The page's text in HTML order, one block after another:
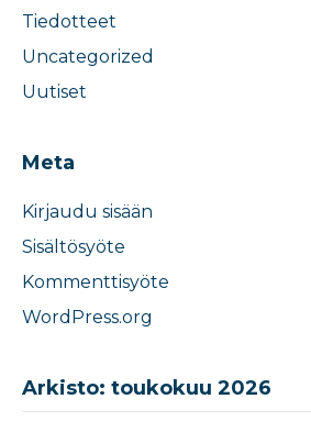
Tiedotteet
Uncategorized
Uutiset
Meta
Kirjaudu sisään
Sisältösyöte
Kommenttisyöte
WordPress.org
Arkisto: toukokuu 2026